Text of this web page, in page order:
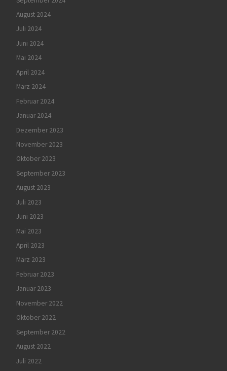
August 2024
Juli 2024
Juni 2024
Mai 2024
April 2024
März 2024
Februar 2024
Januar 2024
Dezember 2023
November 2023
Oktober 2023
September 2023
August 2023
Juli 2023
Juni 2023
Mai 2023
April 2023
März 2023
Februar 2023
Januar 2023
November 2022
Oktober 2022
September 2022
August 2022
Juli 2022